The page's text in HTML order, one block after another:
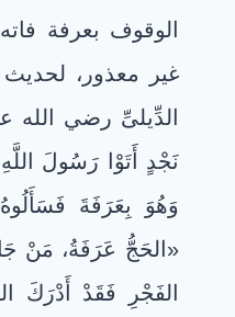
الوقوف بعرفة
غير معذور،
الدِّيلىِّ رضي الله
نَجْدٍ أَتَوْا رَسُولَ
وَهُوَ بِعَرَفَةَ
«الحَجُّ عَرَفَةُ، مَنْ
الفَجْرِ فَقَدْ أَدْرَكَ